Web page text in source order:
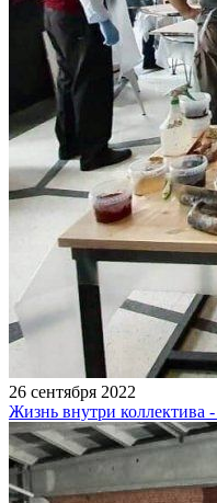
26 сентября 2022
Жизнь внутри коллектива